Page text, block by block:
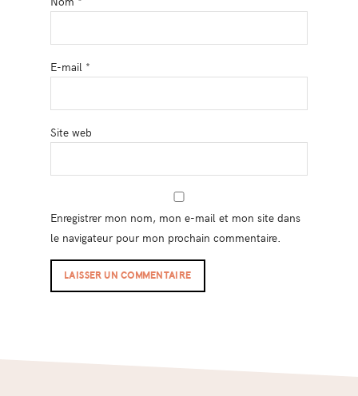
E-mail *
Site web
Enregistrer mon nom, mon e-mail et mon site dans
le navigateur pour mon prochain commentaire.